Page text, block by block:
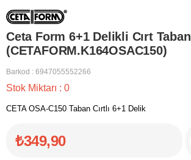
Ceta Form 6+1 Delikli Cırt Taban
(CETAFORM.K164OSAC150)
Barkod : 6947055552266
Stok Miktarı : 0
CETA OSA-C150 Taban Cırtlı 6+1 Delik
₺349,90